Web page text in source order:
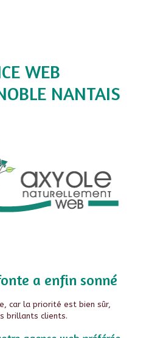
WEB
NANTAIS
a enfin sonné
car la priorité est bien sûr,
brillants clients.